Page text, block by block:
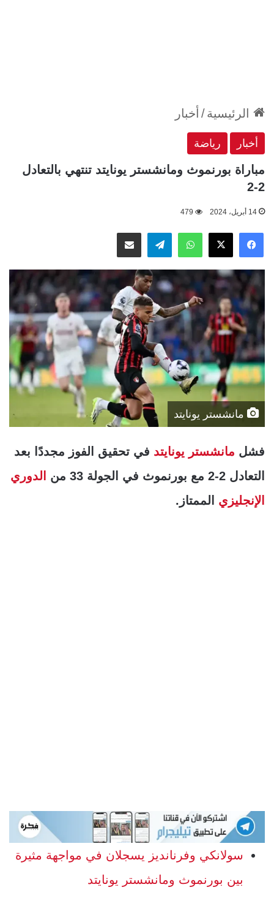
الرئيسية/ أخبار
أخبار رياضة
مباراة بورنموث ومانشستر يونايتد تنتهي بالتعادل
2-2
14 أبريل، 2024 479
فيسبوك
‫X واتسابتيلقراممشاركة عبر البريد
مانشستر يونايتد
فشل مانشستر يونايتد في تحقيق الفوز مجددًا بعد
التعادل 2-2 مع بورنموث في الجولة 33 من
الدوري
الإنجليزي الممتاز.
سولانكي وفرنانديز يسجلان في مواجهة مثيرة
بين بورنموث ومانشستر يونايتد